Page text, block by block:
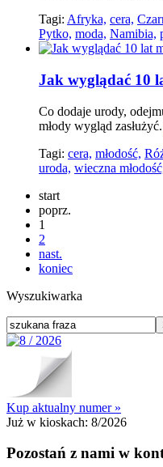
Tagi: Afryka, cera,
Pytko, moda, Namibia,
Jak wyglądać 10
Co dodaje urody,
młody wygląd zasłużyć.
Tagi: cera, młodość,
uroda, wieczna
start
poprz.
1
2
nast.
koniec
Wyszukiwarka
Kup aktualny numer »
Już w kioskach: 8/2026
Pozostań z nami w